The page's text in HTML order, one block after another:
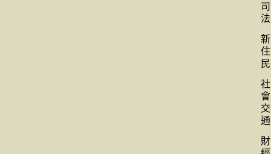
司
法
新
住
民
社
會
交
通
財